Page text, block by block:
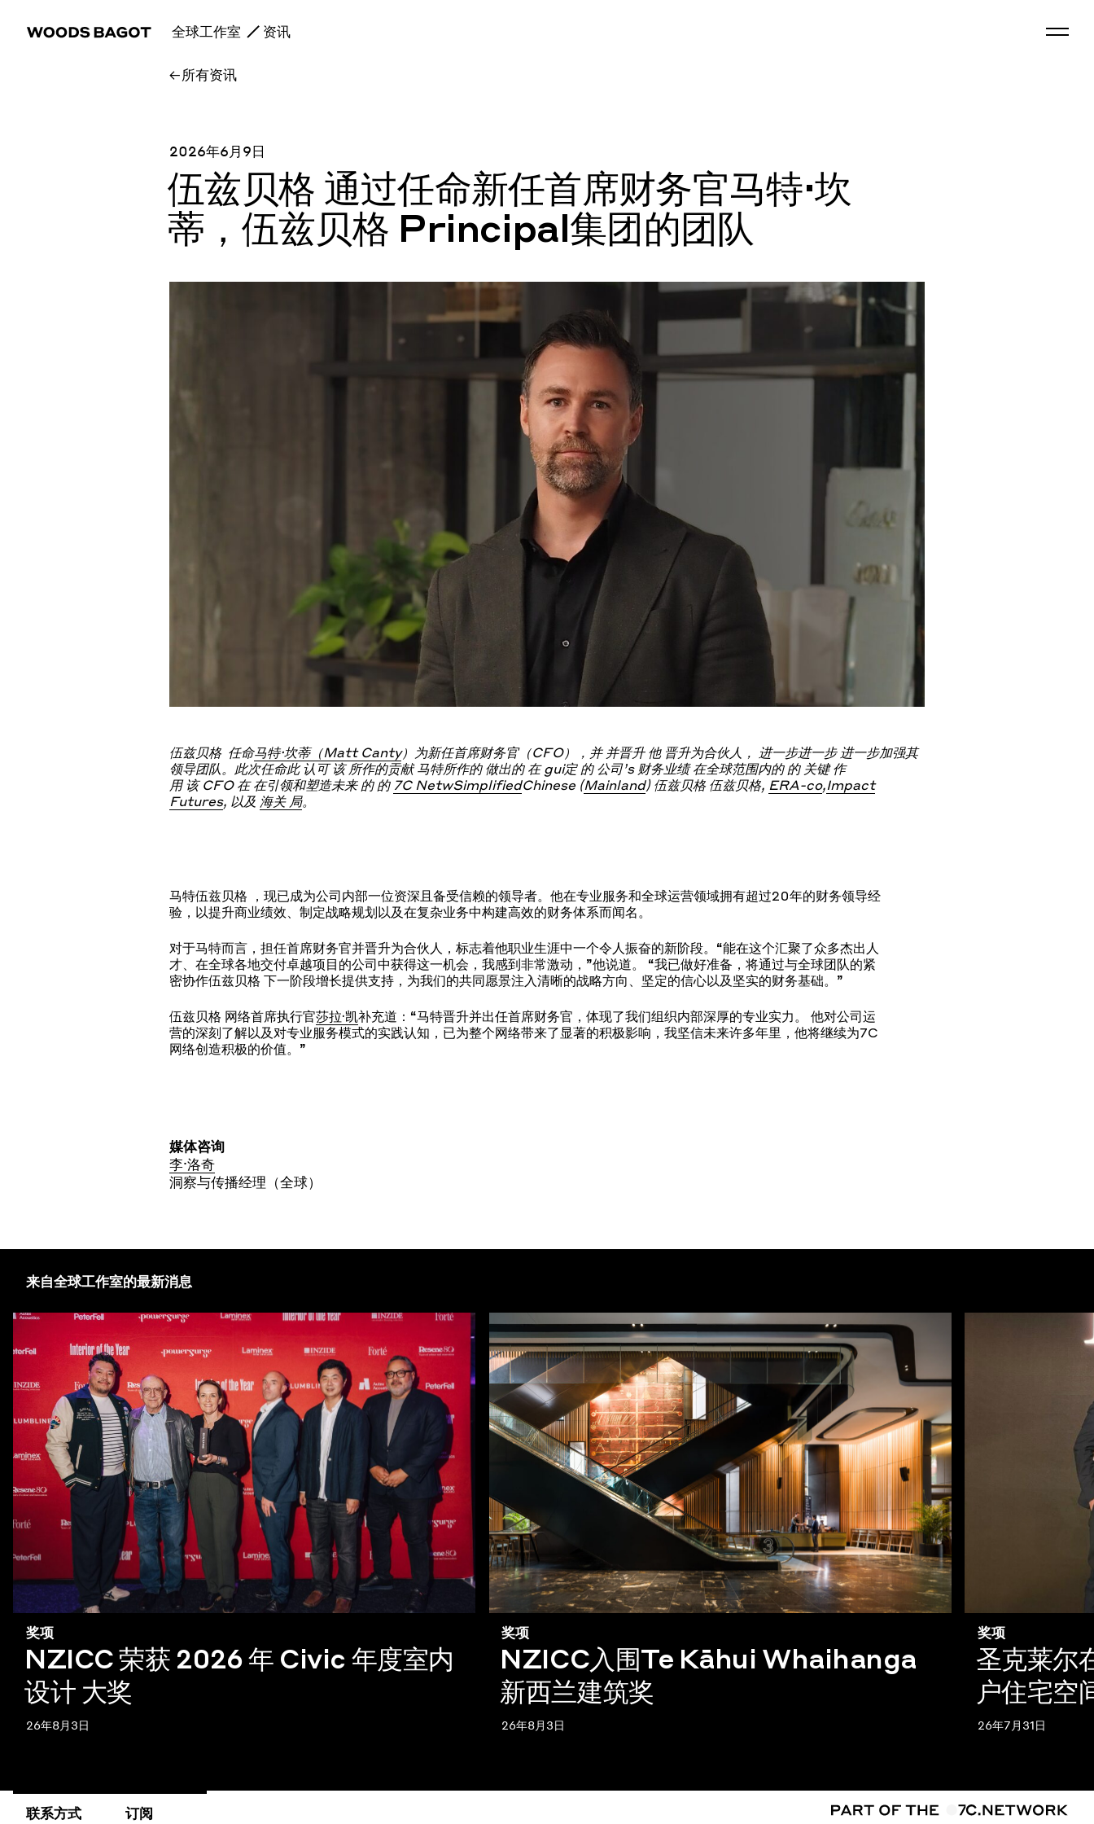
全球工作室 资讯
所有资讯
2026年6月9日
伍兹贝格 通过任命新任首席财务官马特·坎
蒂，伍兹贝格 Principal集团的团队
伍兹贝格 任命马特·坎蒂（Matt Canty）为新任首席财务官（CFO），并 并晋升 他 晋升为合伙人， 进一步进一步 进一步加强其
领导团队。此次任命此 认可 该 所作的贡献 马特所作的 做出的在 gui定 的 公司’s 财务业绩在全球范围内的 的 关键作
用 该 CFO 在在引领和塑造未来的 的 7C NetwSimplifiedChinese (Mainland) 伍兹贝格 伍兹贝格, ERA-co,Impact
Futures, 以及 海关局。
马特伍兹贝格 ，现已成为公司内部一位资深且备受信赖的领导者。他在专业服务和全球运营领域拥有超过20年的财务领导经
验，以提升商业绩效、制定战略规划以及在复杂业务中构建高效的财务体系而闻名。
对于马特而言，担任首席财务官并晋升为合伙人，标志着他职业生涯中一个令人振奋的新阶段。“能在这个汇聚了众多杰出人
才、在全球各地交付卓越项目的公司中获得这一机会，我感到非常激动，”他说道。 “我已做好准备，将通过与全球团队的紧
密协作伍兹贝格 下一阶段增长提供支持，为我们的共同愿景注入清晰的战略方向、坚定的信心以及坚实的财务基础。”
伍兹贝格 网络首席执行官莎拉·凯补充道：“马特晋升并出任首席财务官，体现了我们组织内部深厚的专业实力。 他对公司运
营的深刻了解以及对专业服务模式的实践认知，已为整个网络带来了显著的积极影响，我坚信未来许多年里，他将继续为7C
网络创造积极的价值。”
媒体咨询
李·洛奇
洞察与传播经理（全球）
来自全球工作室的最新消息
奖项
NZICC 荣获 2026 年 Civic 年度室内
设计 大奖
26年8月3日
奖项
NZICC入围Te Kāhui Whaihanga
新西兰建筑奖
26年8月3日
奖项
圣克莱尔
户住宅空
26年7月31日
联系方式 订阅